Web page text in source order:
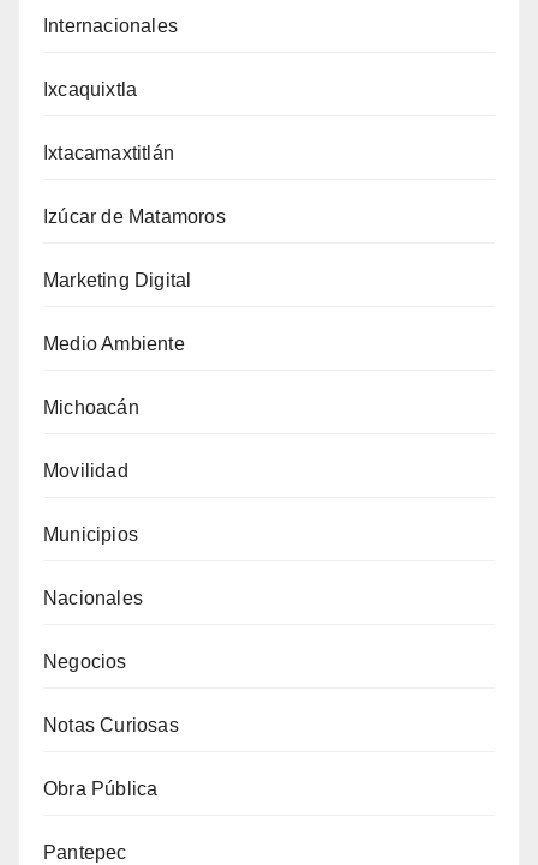
Internacionales
Ixcaquixtla
Ixtacamaxtitlán
Izúcar de Matamoros
Marketing Digital
Medio Ambiente
Michoacán
Movilidad
Municipios
Nacionales
Negocios
Notas Curiosas
Obra Pública
Pantepec